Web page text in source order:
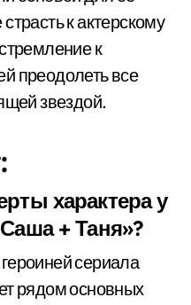
к актерскому
к
преодолеть все
звездой.
характера у
+ Таня»?
сериала
рядом основных